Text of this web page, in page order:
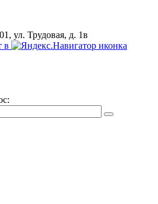
ул. Трудовая, д. 1в
в